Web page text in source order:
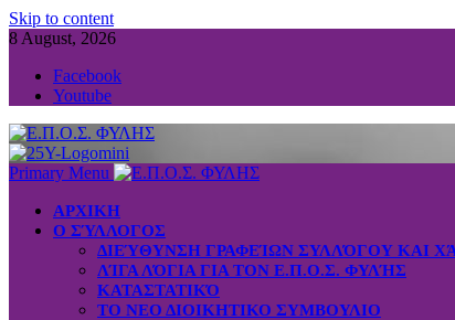
Skip to content
8 August, 2026
Facebook
Youtube
Primary Menu
ΑΡΧΙΚΗ
Ο ΣΎΛΛΟΓΟΣ
ΔΙΕΎΘΥΝΣΗ ΓΡΑΦΕΊΩΝ ΣΥΛΛΌΓΟΥ ΚΑΙ
ΛΊΓΑ ΛΌΓΙΑ ΓΙΑ ΤΟΝ Ε.Π.Ο.Σ. ΦΥΛΉΣ
ΚΑΤΑΣΤΑΤΙΚΌ
ΤΟ ΝΕΟ ΔΙΟΙΚΗΤΙΚΟ ΣΥΜΒΟΥΛΙΟ